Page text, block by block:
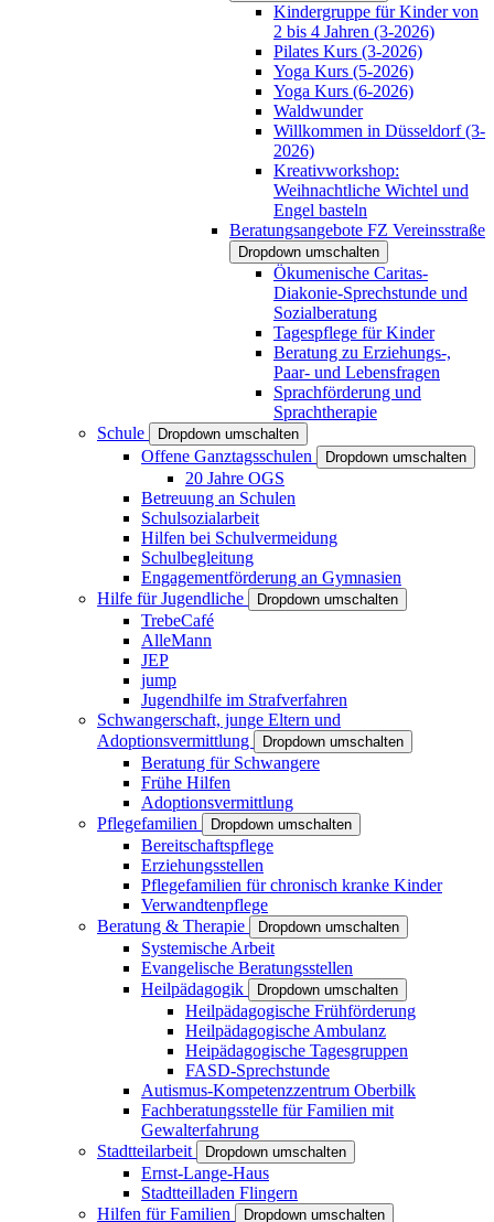
Kindergruppe für Kinder von
2 bis 4 Jahren (3-2026)
Pilates Kurs (3-2026)
Yoga Kurs (5-2026)
Yoga Kurs (6-2026)
Waldwunder
Willkommen in Düsseldorf (3-
2026)
Kreativworkshop:
Weihnachtliche Wichtel und
Engel basteln
Beratungsangebote FZ Vereinsstraße
Dropdown umschalten
Ökumenische Caritas-
Diakonie-Sprechstunde und
Sozialberatung
Tagespflege für Kinder
Beratung zu Erziehungs-,
Paar- und Lebensfragen
Sprachförderung und
Sprachtherapie
Schule
Dropdown umschalten
Offene Ganztagsschulen Dropdown umschalten
20 Jahre OGS
Betreuung an Schulen
Schulsozialarbeit
Hilfen bei Schulvermeidung
Schulbegleitung
Engagementförderung an Gymnasien
Hilfe für Jugendliche
Dropdown umschalten
TrebeCafé
AlleMann
JEP
jump
Jugendhilfe im Strafverfahren
Schwangerschaft, junge Eltern und
Adoptionsvermittlung
Dropdown umschalten
Beratung für Schwangere
Frühe Hilfen
Adoptionsvermittlung
Pflegefamilien
Dropdown umschalten
Bereitschaftspflege
Erziehungsstellen
Pflegefamilien für chronisch kranke Kinder
Verwandtenpflege
Beratung & Therapie
Dropdown umschalten
Systemische Arbeit
Evangelische Beratungsstellen
Heilpädagogik
Dropdown umschalten
Heilpädagogische Frühförderung
Heilpädagogische Ambulanz
Heipädagogische Tagesgruppen
FASD-Sprechstunde
Autismus-Kompetenzzentrum Oberbilk
Fachberatungsstelle für Familien mit
Gewalterfahrung
Stadtteilarbeit
Dropdown umschalten
Ernst-Lange-Haus
Stadtteilladen Flingern
Hilfen für Familien
Dropdown umschalten